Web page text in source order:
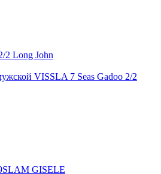
VISSLA 7 Seas Gadoo 2/2